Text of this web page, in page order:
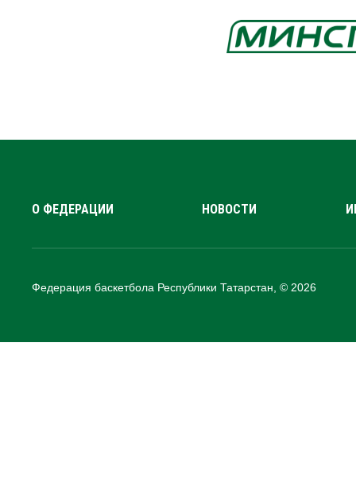
О ФЕДЕРАЦИИ НОВОСТИ
Федерация баскетбола Республики Татарстан, © 2026